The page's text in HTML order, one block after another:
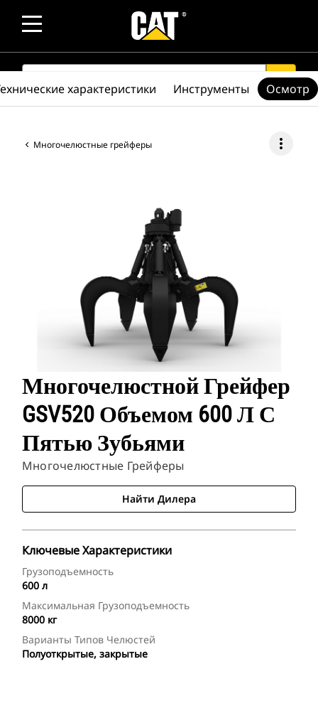
SEARCH search
Многочелюстные грейферы more_vert
Многочелюстной Грейфер
GSV520 Объемом 600 Л С
Пятью Зубьями
Многочелюстные Грейферы
Найти Дилера
Ключевые Характеристики
Грузоподъемность
600 л
Максимальная Грузоподъемность
8000 кг
Варианты Типов Челюстей
Полуоткрытые, закрытые
характеристики Инструменты Осмотр